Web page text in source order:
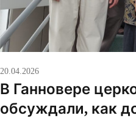
20.04.2026
В Ганновере
обсуждали, как